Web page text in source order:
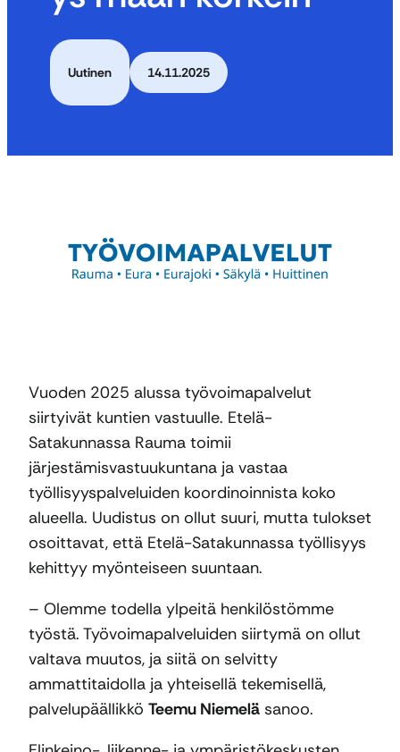
Uutinen 14.11.2025
Vuoden 2025 alussa työvoimapalvelut
siirtyivät kuntien vastuulle. Etelä-
Satakunnassa Rauma toimii
järjestämisvastuukuntana ja vastaa
työllisyyspalveluiden koordinoinnista koko
alueella. Uudistus on ollut suuri, mutta tulokset
osoittavat, että Etelä-Satakunnassa työllisyys
kehittyy myönteiseen suuntaan.
– Olemme todella ylpeitä henkilöstömme
työstä. Työvoimapalveluiden siirtymä on ollut
valtava muutos, ja siitä on selvitty
ammattitaidolla ja yhteisellä tekemisellä,
palvelupäällikkö Teemu Niemelä sanoo.